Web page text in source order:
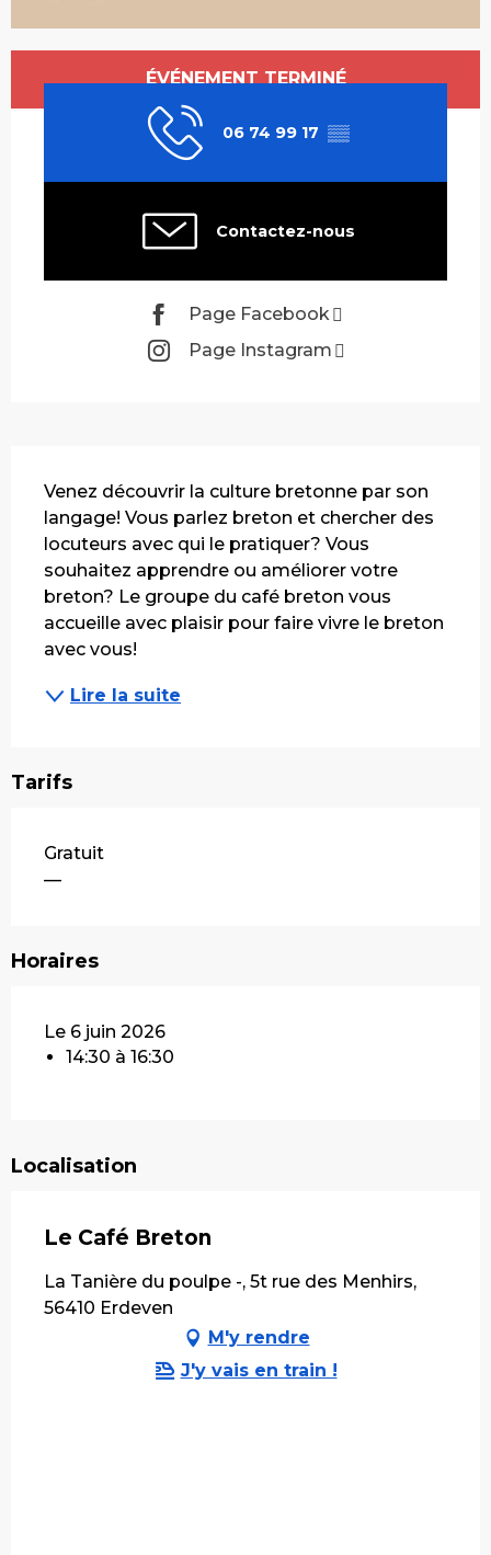
Ouverture et coordonnées
ÉVÉNEMENT TERMINÉ
06 74 99 17 ▒▒
Contactez-nous
Page Facebook
Page Instagram
Venez découvrir la culture bretonne par son
langage! Vous parlez breton et chercher des
locuteurs avec qui le pratiquer? Vous
souhaitez apprendre ou améliorer votre
breton? Le groupe du café breton vous
accueille avec plaisir pour faire vivre le breton
avec vous!
Lire la suite
Tarifs
Gratuit
—
Horaires
Le 6 juin 2026
14:30 à 16:30
Localisation
Le Café Breton
La Tanière du poulpe -, 5t rue des Menhirs,
56410 Erdeven
M'y rendre
J'y vais en train !